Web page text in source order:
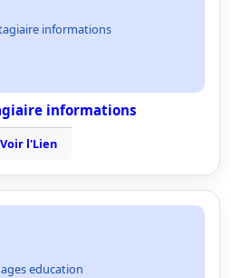
informations
informations
Voir l'Lien
education